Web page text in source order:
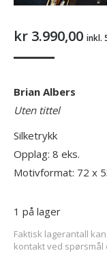
kr 3.990,00 inkl.
Brian Albers
Uten tittel
Silketrykk
Opplag: 8 eks.
Motivformat: 72 x
1 på lager
Faktisk lagerantall
kontakt ved spørsmål